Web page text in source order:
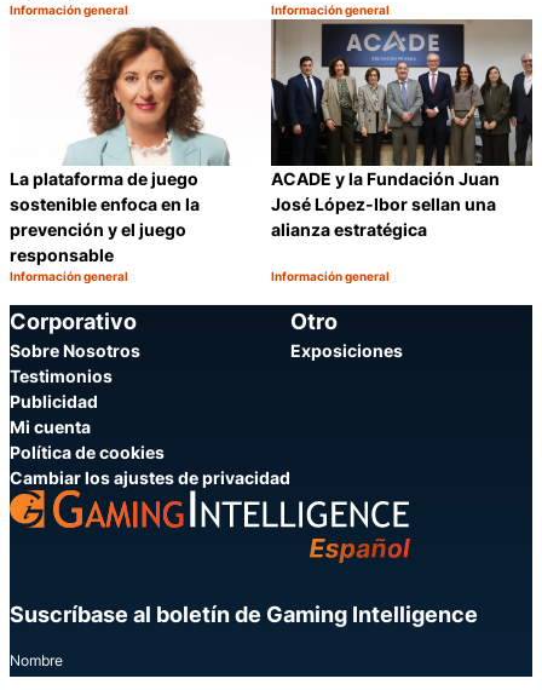
Categoría:
Información general
Compartir
Categoría:
Información general
La plataforma de juego
sostenible enfoca en la
prevención y el juego
responsable
Categoría:
Información general
Compartir
ACADE y la Fundación Juan
José López-Ibor sellan una
alianza estratégica
Categoría:
Información general
Corporativo
Sobre Nosotros
Testimonios
Publicidad
Mi cuenta
Política de cookies
Cambiar los ajustes de privacidad
Otro
Exposiciones
Suscríbase al boletín de Gaming Intelligence
Nombre